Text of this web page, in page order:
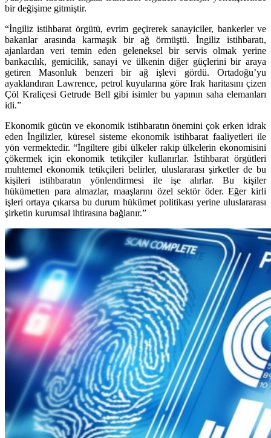
bir değişime gitmiştir.
“İngiliz istihbarat örgütü, evrim geçirerek sanayiciler, bankerler ve
bakanlar arasında karmaşık bir ağ örmüştü. İngiliz istihbaratı,
ajanlardan veri temin eden geleneksel bir servis olmak yerine
bankacılık, gemicilik, sanayi ve ülkenin diğer güçlerini bir araya
getiren Masonluk benzeri bir ağ işlevi gördü. Ortadoğu’yu
ayaklandıran Lawrence, petrol kuyularına göre Irak haritasını çizen
Çöl Kraliçesi Getrude Bell gibi isimler bu yapının saha elemanları
idi.”
Ekonomik gücün ve ekonomik istihbaratın önemini çok erken idrak
eden İngilizler, küresel sisteme ekonomik istihbarat faaliyetleri ile
yön vermektedir. “İngiltere gibi ülkeler rakip ülkelerin ekonomisini
çökermek için ekonomik tetikçiler kullanırlar. İstihbarat örgütleri
muhtemel ekonomik tetikçileri belirler, uluslararası şirketler de bu
kişileri istihbaratın yönlendirmesi ile işe alırlar. Bu kişiler
hükümetten para almazlar, maaşlarını özel sektör öder. Eğer kirli
işleri ortaya çıkarsa bu durum hükümet politikası yerine uluslararası
şirketin kurumsal ihtirasına bağlanır.”